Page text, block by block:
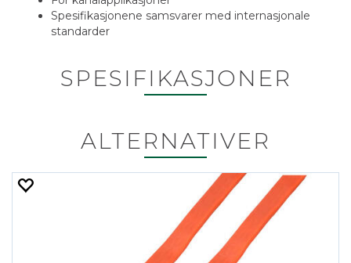
Spesifikasjonene samsvarer med internasjonale
standarder
SPESIFIKASJONER
ALTERNATIVER